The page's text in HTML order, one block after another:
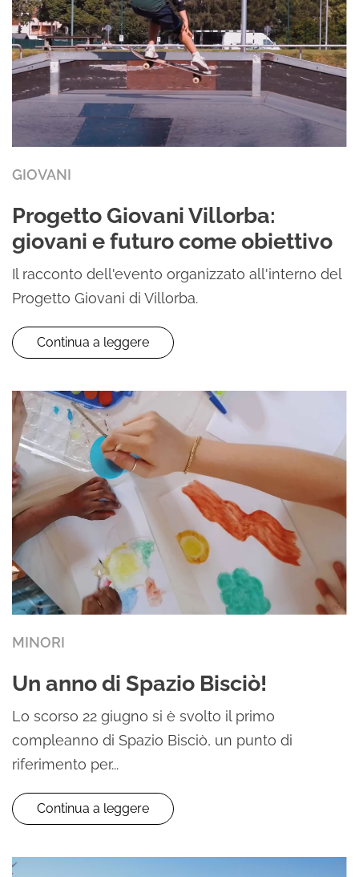
GIOVANI
Progetto Giovani Villorba:
giovani e futuro come obiettivo
Il racconto dell'evento organizzato all'interno del
Progetto Giovani di Villorba.
Continua a leggere
MINORI
Un anno di Spazio Bisciò!
Lo scorso 22 giugno si è svolto il primo
compleanno di Spazio Bisciò, un punto di
riferimento per...
Continua a leggere